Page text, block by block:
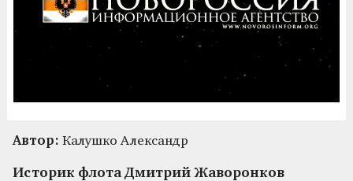
Автор: Калушко Александр
Историк флота Дмитрий Жаворонков